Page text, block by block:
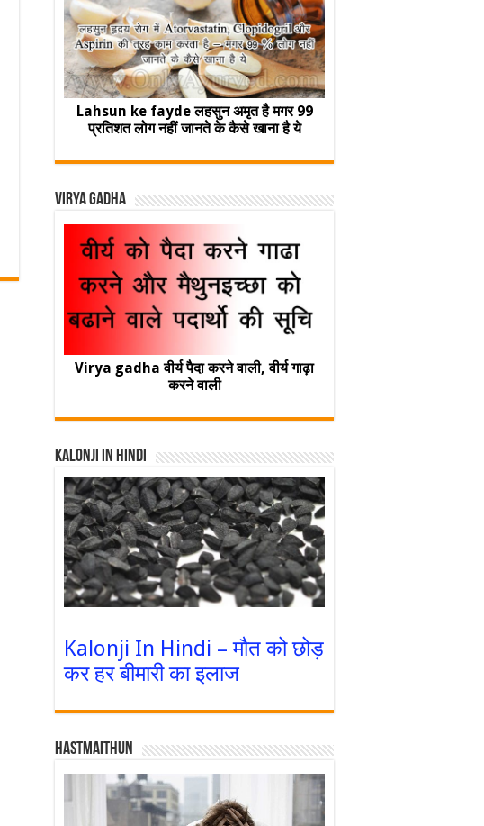
Lahsun ke fayde लहसुन अमृत है मगर 99
प्रतिशत लोग नहीं जानते के कैसे खाना है ये
Virya Gadha
Virya gadha वीर्य पैदा करने वाली, वीर्य गाढ़ा
करने वाली
Kalonji In Hindi
Kalonji In Hindi – मौत को छोड़
कर हर बीमारी का इलाज
Hastmaithun